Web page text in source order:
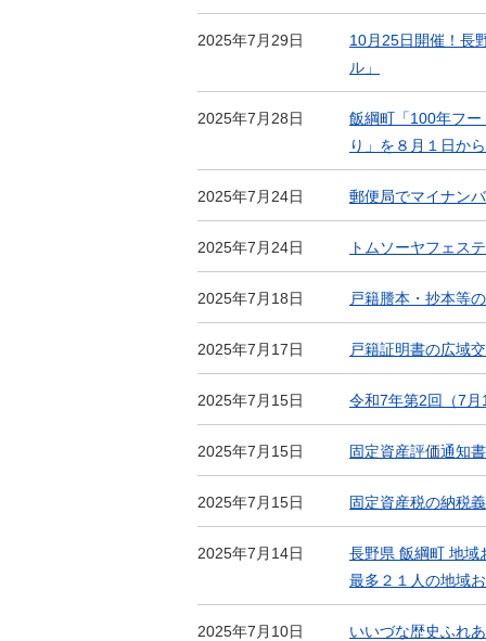
環境・ゴミ
上下水道
交通・道路
安全・防犯
ペット・動物
相談窓口
学校教育・奨学
金
人権・平和啓発
学校給食
児童クラブ
2025年7月29日
10月25日開催！長
ル」
2025年7月28日
飯綱町「100年フ
り」を８月１日か
2025年7月24日 郵便局でマイナン
2025年7月24日 トムソーヤフェス
2025年7月18日 戸籍謄本・抄本等
2025年7月17日 戸籍証明書の広域
2025年7月15日 令和7年第2回（7
2025年7月15日 固定資産評価通知
2025年7月15日 固定資産税の納税
2025年7月14日
長野県 飯綱町 地域
最多２１人の地域
2025年7月10日 いいづな歴史ふれ